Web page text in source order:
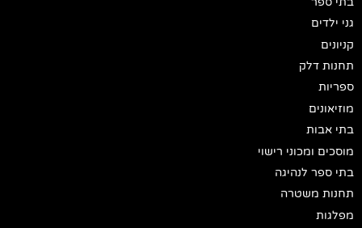
גני ילדים
קניונים
תחנות דלק
ספריות
מוזיאונים
בתי אבות
מוסכים ומכוני רישוי
בתי ספר לנהיגה
תחנות משטרה
מפלגות